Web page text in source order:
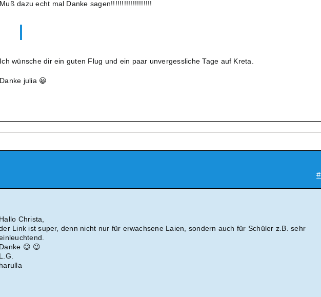
Muß dazu echt mal Danke sagen!!!!!!!!!!!!!!!!!!!
Ich wünsche dir ein guten Flug und ein paar unvergessliche Tage auf Kreta.
Danke julia 😀
Hallo Christa,
Link ist super, denn nicht nur für erwachsene Laien, sondern auch für Schüler z.B. sehr
Danke 😉 😉
L.G.
harulla